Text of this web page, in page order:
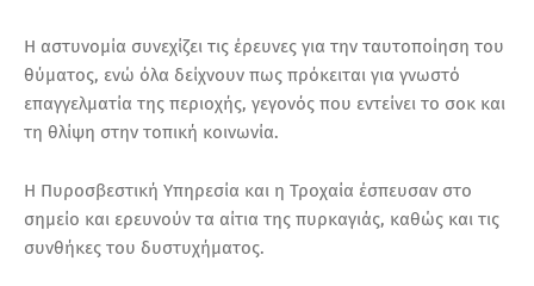
Η αστυνομία συνεχίζει τις έρευνες για την ταυτοποίηση του
θύματος, ενώ όλα δείχνουν πως πρόκειται για γνωστό
επαγγελματία της περιοχής, γεγονός που εντείνει το σοκ και
τη θλίψη στην τοπική κοινωνία.
Η Πυροσβεστική Υπηρεσία και η Τροχαία έσπευσαν στο
σημείο και ερευνούν τα αίτια της πυρκαγιάς, καθώς και τις
συνθήκες του δυστυχήματος.